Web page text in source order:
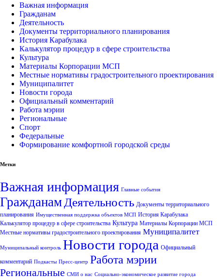
Важная информация
Гражданам
Деятельность
Документы территориального планирования
История Карабулака
Калькулятор процедур в сфере строительства
Культура
Материалы Корпорации МСП
Местные нормативы градостроительного проектирования
Муниципалитет
Новости города
Официальный комментарий
Работа мэрии
Региональные
Спорт
Федеральные
Формирование комфортной городской среды
Метки
Важная информация Главные события
Гражданам Деятельность Документы территориального
планирования Имущественная поддержка объектов МСП История Карабулака
Калькулятор процедур в сфере строительства Культура Материалы Корпорации МСП
Местные нормативы градостроительного проектирования Муниципалитет
Муниципальный контроль Новости города Официальный
комментарий Подкасты Пресс-центр Работа мэрии
Региональные СМИ о нас Социально-экономическое развитие города